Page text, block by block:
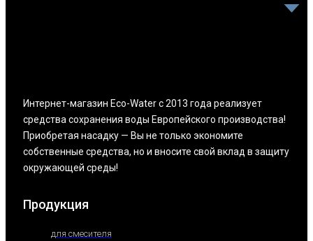
Интернет-магазин Eco-Water с 2013 года реализует
средства сохранения воды Европейского производства!
Приобретая насадку — Вы не только экономите
собственные средства, но и вносите свой вклад в защиту
окружающей среды!
Продукция
для смесителя